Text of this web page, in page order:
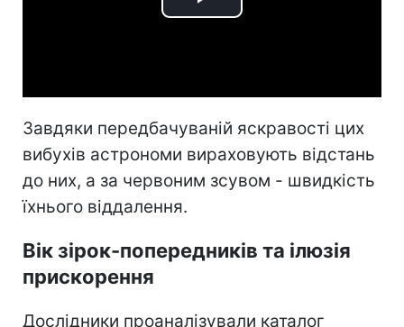
Play
Завдяки передбачуваній яскравості цих
вибухів астрономи вираховують відстань
до них, а за червоним зсувом - швидкість
їхнього віддалення.
Вік зірок-попередників та ілюзія
прискорення
Дослідники проаналізували каталог